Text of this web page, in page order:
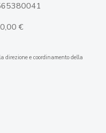
€
direzione e coordinamento della